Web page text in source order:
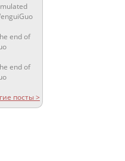
end of
end of
посты >